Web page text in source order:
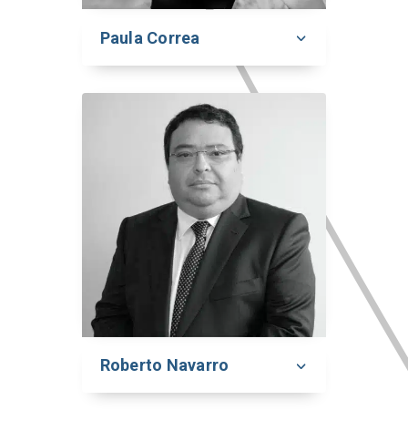
Paula Correa
Roberto Navarro